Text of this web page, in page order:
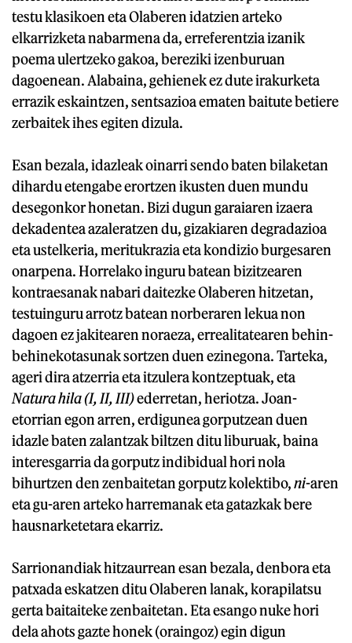
testu klasikoen eta Olaberen idatzien arteko
elkarrizketa nabarmena da, erreferentzia izanik
poema ulertzeko gakoa, bereziki izenburuan
dagoenean. Alabaina, gehienek ez dute irakurketa
errazik eskaintzen, sentsazioa ematen baitute betiere
zerbaitek ihes egiten dizula.
Esan bezala, idazleak oinarri sendo baten bilaketan
dihardu etengabe erortzen ikusten duen mundu
desegonkor honetan. Bizi dugun garaiaren izaera
dekadentea azaleratzen du, gizakiaren degradazioa
eta ustelkeria, meritukrazia eta kondizio burgesaren
onarpena. Horrelako inguru batean bizitzearen
kontraesanak nabari daitezke Olaberen hitzetan,
testuinguru arrotz batean norberaren lekua non
dagoen ez jakitearen noraeza, errealitatearen behin-
behinekotasunak sortzen duen ezinegona. Tarteka,
ageri dira atzerria eta itzulera kontzeptuak, eta
Natura hila (I, II, III)ederretan, heriotza. Joan-
etorrian egon arren, erdigunea gorputzean duen
idazle baten zalantzak biltzen ditu liburuak, baina
interesgarria da gorputz indibidual hori nola
bihurtzen den zenbaitetan gorputz kolektibo,ni-aren
eta gu-aren arteko harremanak eta gatazkak bere
hausnarketetara ekarriz.
Sarrionandiak hitzaurrean esan bezala, denbora eta
patxada eskatzen ditu Olaberen lanak, korapilatsu
gerta baitaiteke zenbaitetan. Eta esango nuke hori
dela ahots gazte honek (oraingoz) egin digun